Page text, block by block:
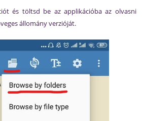
és töltsd be az applikációba az olvasni
állomány verzióját.